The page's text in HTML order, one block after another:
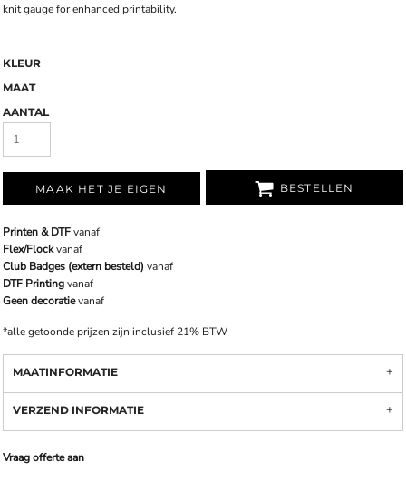
knit gauge for enhanced printability.
KLEUR
MAAT
AANTAL
MAAK HET JE EIGEN BESTELLEN
Printen & DTFvanaf
Flex/Flockvanaf
Club Badges (extern besteld) vanaf
DTF Printingvanaf
Geen decoratievanaf
*alle getoonde prijzen zijn inclusief 21% BTW
MAATINFORMATIE
VERZEND INFORMATIE
Vraag offerte aan